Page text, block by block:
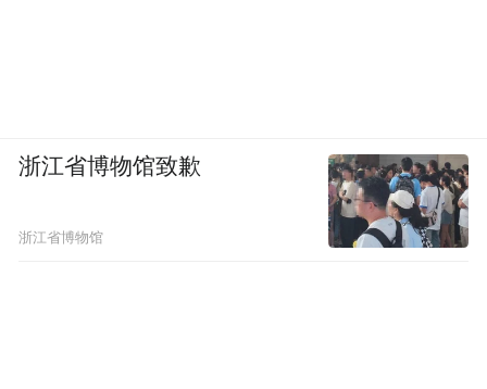
浙江省博物馆致歉
浙江省博物馆